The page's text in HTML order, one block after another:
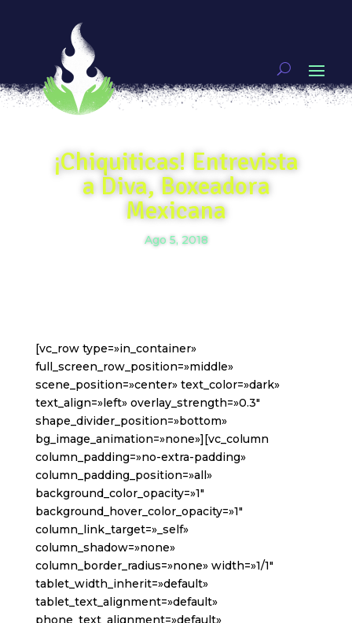
¡Chiquiticas! Entrevista
a Diva, Boxeadora
Mexicana
Ago 5, 2018
[vc_row type=»in_container»
full_screen_row_position=»middle»
scene_position=»center» text_color=»dark»
text_align=»left» overlay_strength=»0.3″
shape_divider_position=»bottom»
bg_image_animation=»none»][vc_column
column_padding=»no-extra-padding»
column_padding_position=»all»
background_color_opacity=»1″
background_hover_color_opacity=»1″
column_link_target=»_self»
column_shadow=»none»
column_border_radius=»none» width=»1/1″
tablet_width_inherit=»default»
tablet_text_alignment=»default»
phone_text_alignment=»default»